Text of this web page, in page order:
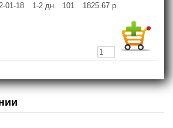
01-18
1-2 дн. 101 1825.67 р.